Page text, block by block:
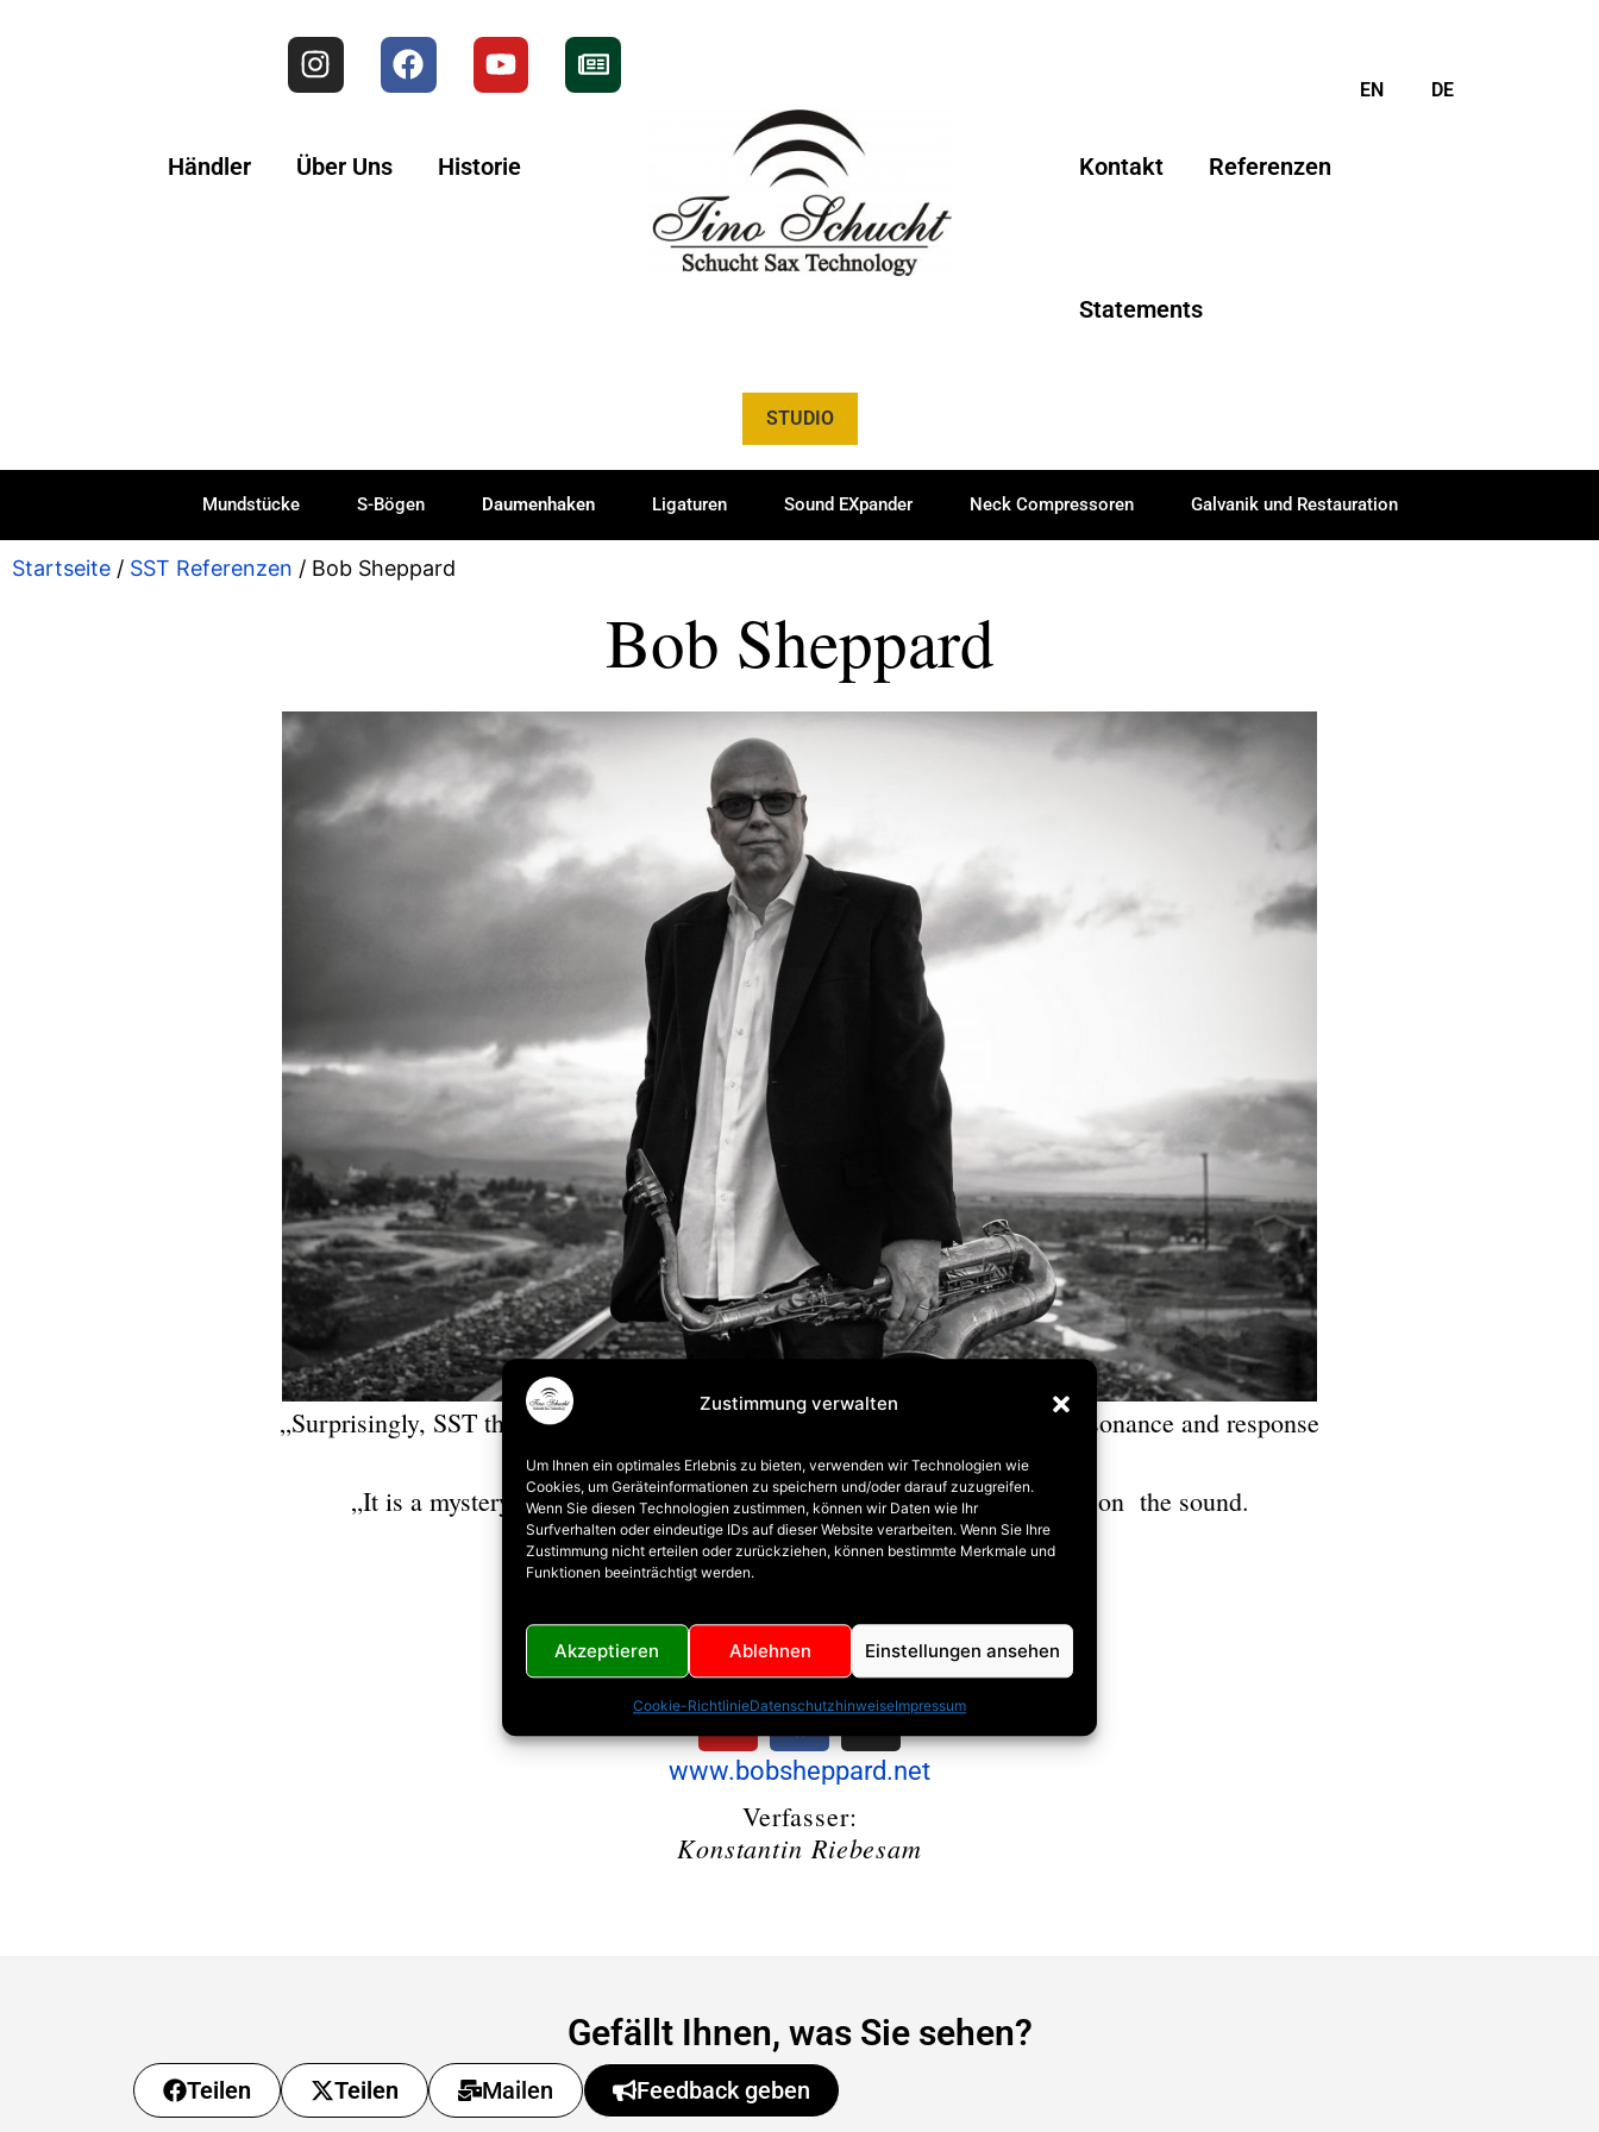
Zustimmung verwalten
Um Ihnen ein optimales Erlebnis zu bieten, verwenden wir Technologien wie
Cookies, um Geräteinformationen zu speichern und/oder darauf zuzugreifen.
Wenn Sie diesen Technologien zustimmen, können wir Daten wie Ihr
Surfverhalten oder eindeutige IDs auf dieser Website verarbeiten. Wenn Sie Ihre
Zustimmung nicht erteilen oder zurückziehen, können bestimmte Merkmale und
Funktionen beeinträchtigt werden.
Akzeptieren Ablehnen Einstellungen ansehen
Cookie-RichtlinieDatenschutzhinweiseImpressum
EN DE
Händler Über Uns Historie Kontakt Referenzen
Statements
STUDIO
Mundstücke S-Bögen Daumenhaken Ligaturen Sound EXpander Neck Compressoren Galvanik und Restauration
Startseite / SST Referenzen / Bob Sheppard
Bob Sheppard
„Surprisingly, SST thumb hook`s gave me an unexpected improvement in resonance and response
along with an ergonomic, comfortable feel.“
„It is a mystery how this simple new design can have such a big effect on the sound.
I love it ! Congratulations Tino“
Sozial Media Kanäle
www.bobsheppard.net
Verfasser:
Konstantin Riebesam
Gefällt Ihnen, was Sie sehen?
Teilen Teilen Mailen Feedback geben